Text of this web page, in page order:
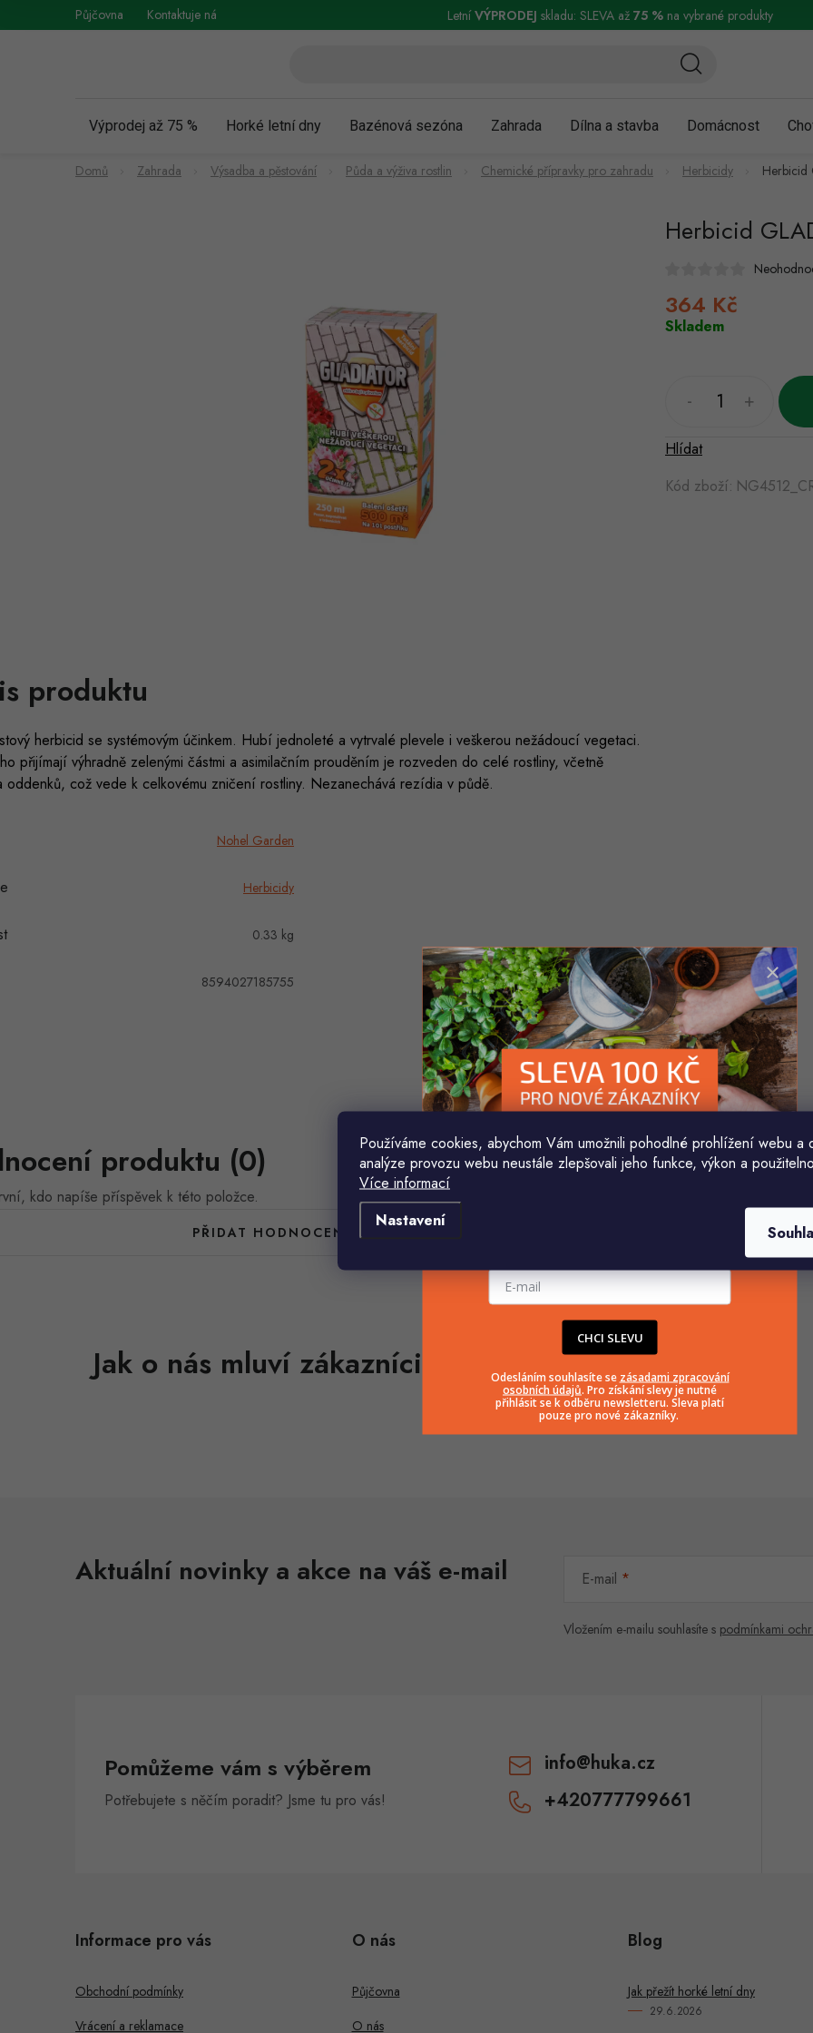
Používáme cookies, abychom Vám umožnili pohodlné prohlížení webu a
analýze provozu webu neustále zlepšovali jeho funkce, výkon a
Více informací
Nastavení
na
Půjčovna Kontaktuje nás Vrácení a reklamace Podmínky ochrany osobních údajů Obchodní
LetníVÝPRODEJ skladu: SLEVA až 75 %na vybrané produkty
Výprodej až 75 % Horké letní dny Bazénová sezóna Zahrada Dílna a stavba Domácnost
Domů Zahrada Výsadba a pěstování Půda a výživa rostlin Chemické přípravky pro zahradu Herbicidy Herbicid
Herbicid
364 Kč
Skladem
Kód zboží:
Hlídat
produktu
herbicid se systémovým účinkem. Hubí jednoleté a vytrvalé plevele i veškerou nežádoucí vegetaci.
přijímají výhradně zelenými částmi a asimilačním prouděním je rozveden do celé rostliny, včetně
oddenků, což vede k celkovému zničení rostliny. Nezanechává rezídia v půdě.
Nohel Garden
Herbicidy
0.33 kg
8594027185755
produktu (0)
kdo napíše příspěvek k této položce.
PŘIDAT HODNOCENÍ
Aktuální novinky a akce na váš e-mail E-mail
Vložením e-mailu souhlasíte s podmínkami
Pomůžeme vám s výběrem
Potřebujete s něčím poradit? Jsme tu pro vás!
info@huka.cz
+420777799661
Informace pro vás
Obchodní podmínky
Vrácení a reklamace
O nás
Půjčovna
O nás
Blog
Jak přežít horké letní dny
29.6.2026
CHCI SLEVU
Odesláním souhlasíte se zásadami zpracování
osobních údajů. Pro získání slevy je nutné
přihlásit se k odběru newsletteru. Sleva platí
pouze pro nové zákazníky.